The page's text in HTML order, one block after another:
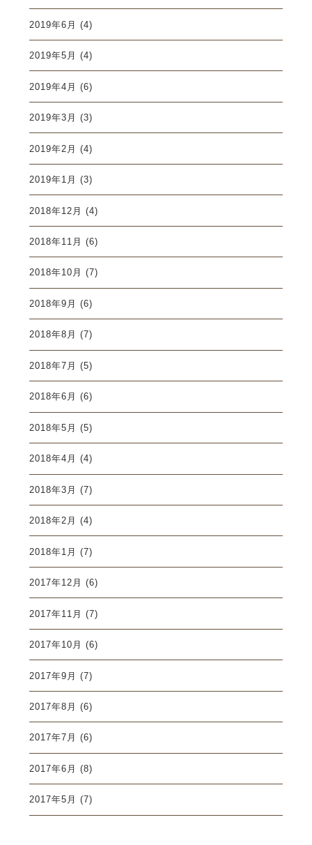
2019年6月 (4)
2019年5月 (4)
2019年4月 (6)
2019年3月 (3)
2019年2月 (4)
2019年1月 (3)
2018年12月 (4)
2018年11月 (6)
2018年10月 (7)
2018年9月 (6)
2018年8月 (7)
2018年7月 (5)
2018年6月 (6)
2018年5月 (5)
2018年4月 (4)
2018年3月 (7)
2018年2月 (4)
2018年1月 (7)
2017年12月 (6)
2017年11月 (7)
2017年10月 (6)
2017年9月 (7)
2017年8月 (6)
2017年7月 (6)
2017年6月 (8)
2017年5月 (7)